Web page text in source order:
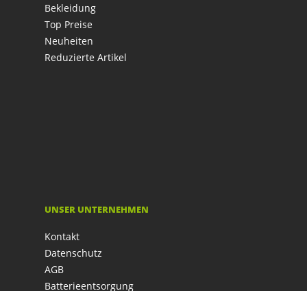
Bekleidung
Top Preise
Neuheiten
Reduzierte Artikel
UNSER UNTERNEHMEN
Kontakt
Datenschutz
AGB
Batterieentsorgung